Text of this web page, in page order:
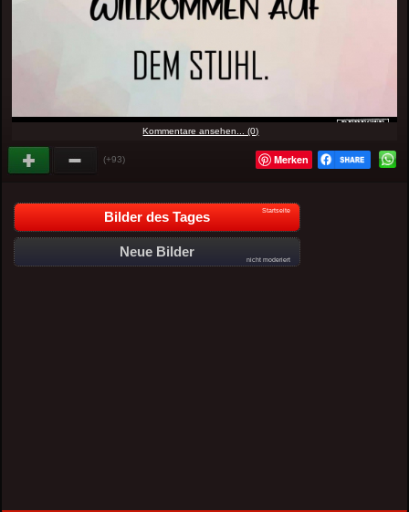
Kommentare ansehen... (0)
(+93) Merken
Bilder des Tages Startseite
Neue Bilder
nicht moderiert